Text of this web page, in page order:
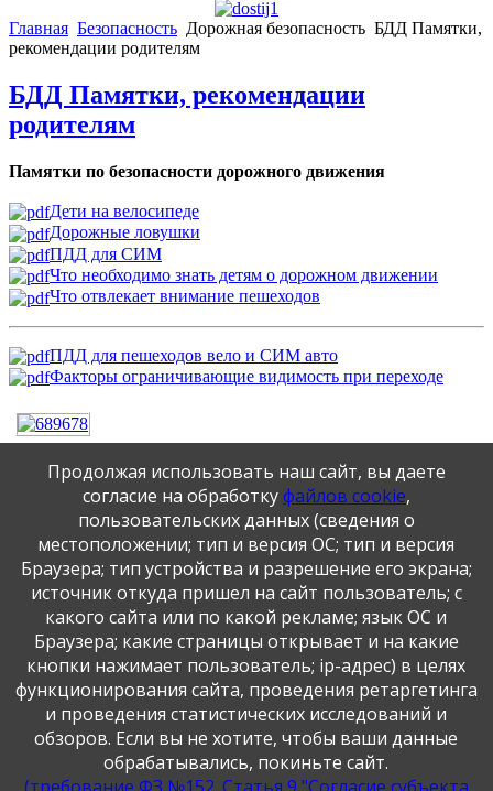
Главная Безопасность Дорожная безопасность БДД Памятки,
рекомендации родителям
БДД Памятки, рекомендации
родителям
Памятки по безопасности дорожного движения
Дети на велосипеде
Дорожные ловушки
ПДД для СИМ
Что необходимо знать детям о дорожном движении
Что отвлекает внимание пешеходов
ПДД для пешеходов вело и СИМ авто
Факторы ограничивающие видимость при переходе
Продолжая использовать наш сайт, вы даете
согласие на обработкуфайлов cookie,
пользовательских данных (сведения о
местоположении; тип и версия ОС; тип и версия
Браузера; тип устройства и разрешение его экрана;
источник откуда пришел на сайт пользователь; с
какого сайта или по какой рекламе; язык ОС и
Браузера; какие страницы открывает и на какие
кнопки нажимает пользователь; ip-адрес) в целях
функционирования сайта, проведения ретаргетинга
и проведения статистических исследований и
обзоров. Если вы не хотите, чтобы ваши данные
обрабатывались, покиньте сайт.